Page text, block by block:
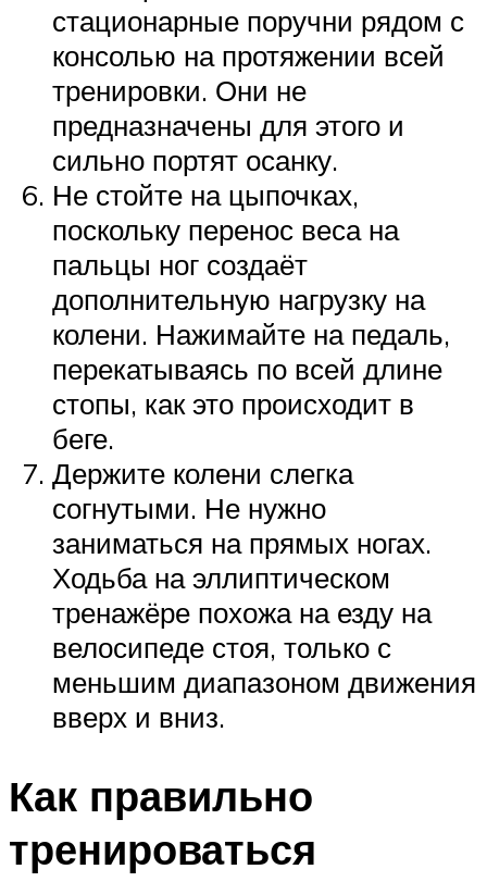
стационарные поручни рядом с
консолью на протяжении всей
тренировки. Они не
предназначены для этого и
сильно портят осанку.
Не стойте на цыпочках,
поскольку перенос веса на
пальцы ног создаёт
дополнительную нагрузку на
колени. Нажимайте на педаль,
перекатываясь по всей длине
стопы, как это происходит в
беге.
Держите колени слегка
согнутыми. Не нужно
заниматься на прямых ногах.
Ходьба на эллиптическом
тренажёре похожа на езду на
велосипеде стоя, только с
меньшим диапазоном движения
вверх и вниз.
Как правильно
тренироваться